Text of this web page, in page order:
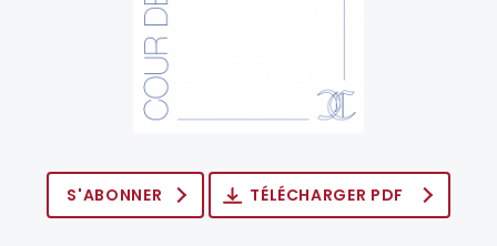
S'ABONNER TÉLÉCHARGER PDF